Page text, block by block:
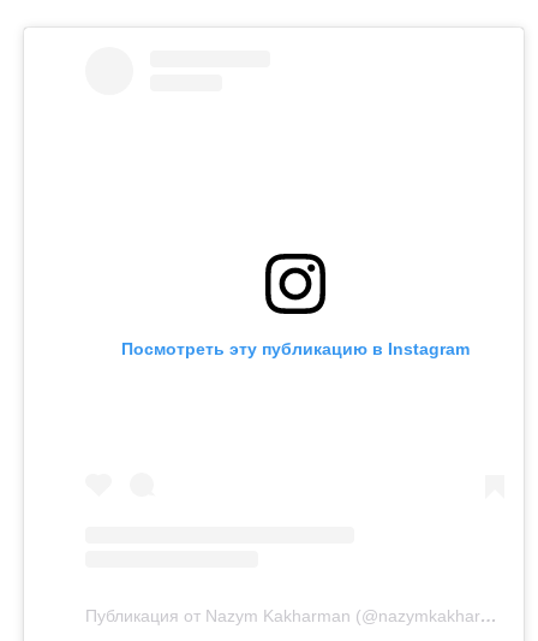
Посмотреть эту публикацию в Instagram
Публикация от Nazym Kakharman (@nazymkakharman)